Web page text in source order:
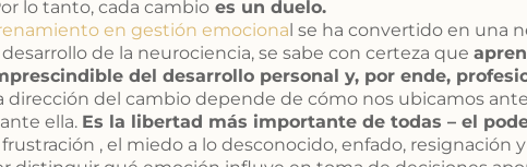
lo tanto, cada cambio es un duelo.
en gestión emocional se ha convertido en una
de la neurociencia, se sabe con certeza que
del desarrollo personal y, por ende,
dirección del cambio depende de cómo nos ubicamos
ella. Es la libertad más importante de todas – el
, el miedo a lo desconocido, enfado,